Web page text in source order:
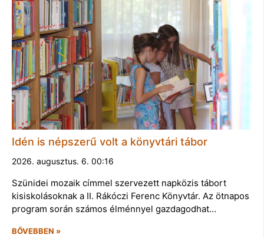
Idén is népszerű volt a könyvtári tábor
2026. augusztus. 6. 00:16
Szünidei mozaik címmel szervezett napközis tábort
kisiskolásoknak a II. Rákóczi Ferenc Könyvtár. Az ötnapos
program során számos élménnyel gazdagodhat…
BŐVEBBEN »